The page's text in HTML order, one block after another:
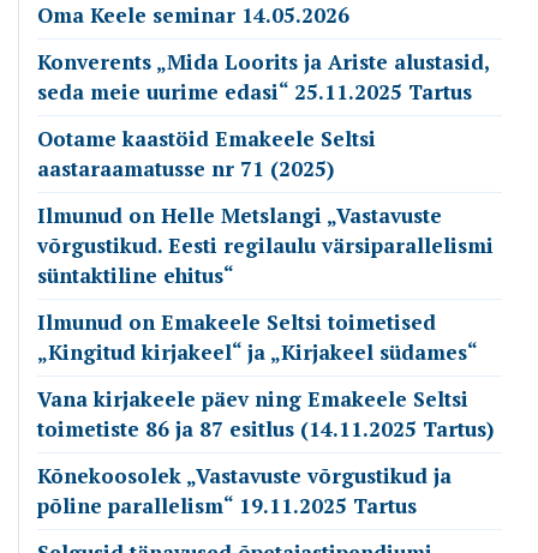
Oma Keele seminar 14.05.2026
Konverents „Mida Loorits ja Ariste alustasid,
seda meie uurime edasi“ 25.11.2025 Tartus
Ootame kaastöid Emakeele Seltsi
aastaraamatusse nr 71 (2025)
Ilmunud on Helle Metslangi „Vastavuste
võrgustikud. Eesti regilaulu värsiparallelismi
süntaktiline ehitus“
Ilmunud on Emakeele Seltsi toimetised
„Kingitud kirjakeel“ ja „Kirjakeel südames“
Vana kirjakeele päev ning Emakeele Seltsi
toimetiste 86 ja 87 esitlus (14.11.2025 Tartus)
Kõnekoosolek „Vastavuste võrgustikud ja
põline parallelism“ 19.11.2025 Tartus